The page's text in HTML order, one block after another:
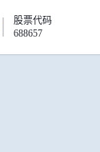
股票代码
688657